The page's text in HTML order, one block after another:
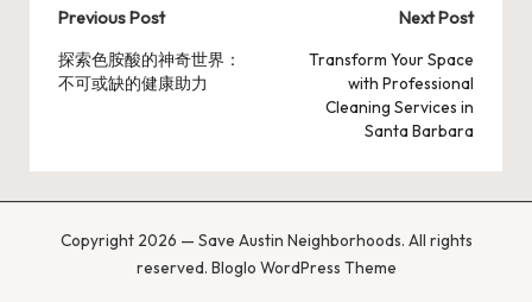
Post
navigation
Previous Post
探索色胺酸的神奇世界：
不可或缺的健康助力
Next Post
Transform Your Space
with Professional
Cleaning Services in
Santa Barbara
Copyright 2026 — Save Austin Neighborhoods. All rights
reserved. Bloglo WordPress Theme